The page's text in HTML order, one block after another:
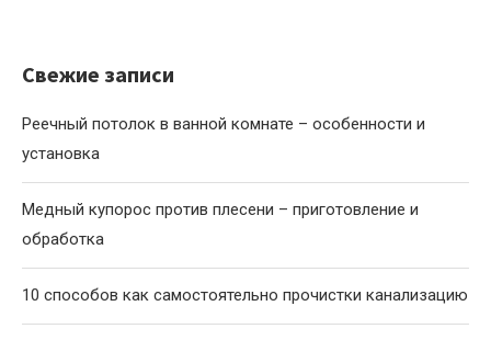
Свежие записи
Реечный потолок в ванной комнате – особенности и
установка
Медный купорос против плесени – приготовление и
обработка
10 способов как самостоятельно прочистки канализацию